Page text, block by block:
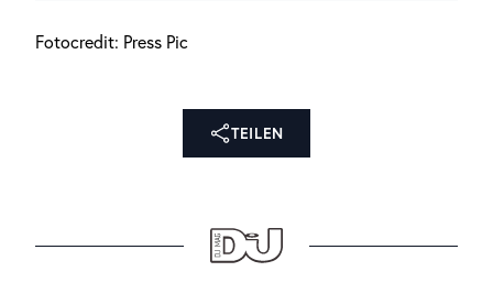
Fotocredit: Press Pic
TEILEN